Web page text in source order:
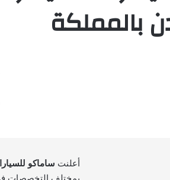
بالمملكة
أعلنت ساماكو